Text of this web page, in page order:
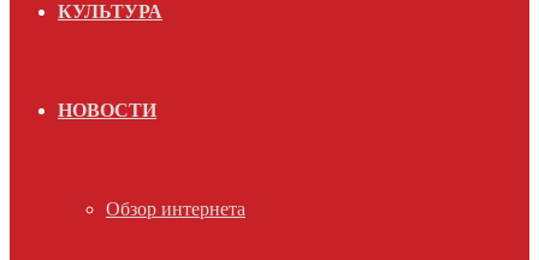
КУЛЬТУРА
НОВОСТИ
Обзор интернета